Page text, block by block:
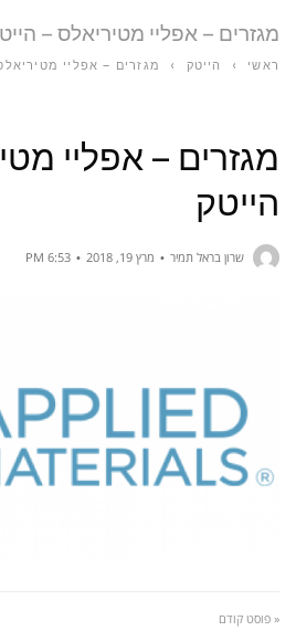
מגזרים – אפליי מטיריאלס –
ראשי › הייטק › מגזרים – אפליי
מגזרים – אפליי
הייטק
שרון בראל תמיר מרץ 19, 2018 6:53 PM
« פוסט קודם